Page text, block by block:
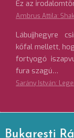
Ez az
Ambrus Attila:
Lábujjhegyre
kőfal mellett,
fortyogó
fura szagú…
Sarány István:
Bukaresti